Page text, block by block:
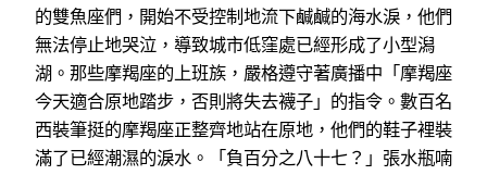
的雙魚座們，開始不受控制地流下鹹鹹的海水淚，他們
無法停止地哭泣，導致城市低窪處已經形成了小型潟
湖。那些摩羯座的上班族，嚴格遵守著廣播中「摩羯座
今天適合原地踏步，否則將失去襪子」的指令。數百名
西裝筆挺的摩羯座正整齊地站在原地，他們的鞋子裡裝
滿了已經潮濕的淚水。「負百分之八十七？」張水瓶喃